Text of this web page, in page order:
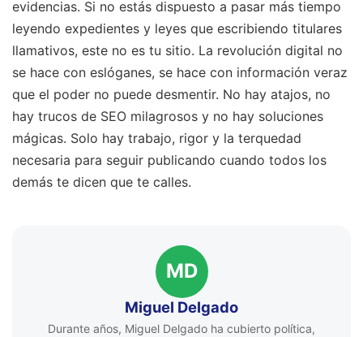
evidencias. Si no estás dispuesto a pasar más tiempo
leyendo expedientes y leyes que escribiendo titulares
llamativos, este no es tu sitio. La revolución digital no
se hace con eslóganes, se hace con información veraz
que el poder no puede desmentir. No hay atajos, no
hay trucos de SEO milagrosos y no hay soluciones
mágicas. Solo hay trabajo, rigor y la terquedad
necesaria para seguir publicando cuando todos los
demás te dicen que te calles.
MD
Miguel Delgado
Durante años, Miguel Delgado ha cubierto política,